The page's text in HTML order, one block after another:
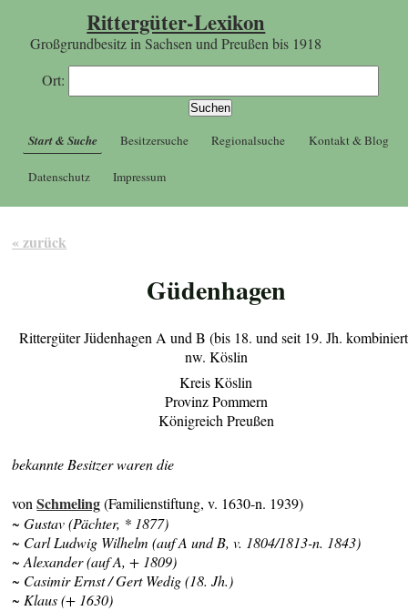
Rittergüter-Lexikon
Großgrundbesitz in Sachsen und Preußen bis 1918
Ort:
Start & Suche Besitzersuche Regionalsuche Kontakt & Blog
Datenschutz Impressum
« zurück
Güdenhagen
Rittergüter Jüdenhagen A und B (bis 18. und seit 19. Jh.
nw. Köslin
Kreis Köslin
Provinz Pommern
Königreich Preußen
bekannte Besitzer waren die
vonSchmeling(Familienstiftung, v. 1630-n. 1939)
~ Gustav (Pächter, * 1877)
~ Carl Ludwig Wilhelm (auf A und B, v. 1804/1813-n. 1843)
~ Alexander (auf A, + 1809)
~ Casimir Ernst / Gert Wedig (18. Jh.)
~ Klaus (+ 1630)